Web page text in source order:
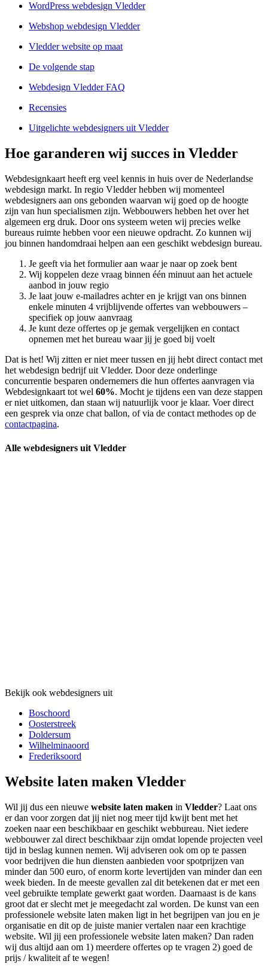
WordPress webdesign Vledder
Webshop webdesign Vledder
Vledder website op maat
De volgende stap
Webdesign Vledder FAQ
Recensies
Uitgelichte webdesigners uit Vledder
Hoe garanderen wij succes in Vledder
Webdesignkaart heeft erg veel kennis in huis over de Nederlandse
webdesign markt. In regio Vledder hebben wij momenteel
webdesigners aan ons gebonden waarvan wij goed op de hoogte
zijn van hun specialismen zijn. Webbouwers hebben het over het
algemeen erg druk. Door ons systeem weten wij precies welke
bureaus ruimte hebben voor een nieuwe opdracht. Zo kunnen wij
jou binnen handomdraai helpen aan een geschikt webdesign bureau.
Je geeft via het formulier aan waar je naar op zoek bent
Wij koppelen deze vraag binnen één minuut aan het actuele
aanbod in jouw regio
Je laat jouw e-mailadres achter en je krijgt van ons binnen
enkele minuten 4 vrijblijvende offertes van webbouwers –
specifiek op jouw aanvraag
Je kunt deze offertes op je gemak vergelijken en contact
opnemen met het bureau waar jij je goed bij voelt
Dat is het! Wij zitten er niet meer tussen en jij hebt direct contact met
het webdesign bedrijf uit Vledder. Door deze onderlinge
concurrentie besparen ondernemers die hun offertes aanvragen via
Webdesignkaart tot wel 60%. Mocht je tijdens een van deze stappen
er niet uitkomen, dan staan wij natuurlijk voor je klaar. Voer direct
een gesprek via onze chat ballon, of via de contact methodes op de
contactpagina.
Alle webdesigners uit Vledder
Bekijk ook webdesigners uit
Boschoord
Oosterstreek
Doldersum
Wilhelminaoord
Frederiksoord
Website laten maken Vledder
Wil jij dus een nieuwe website laten maken in Vledder? Laat ons
er dan voor zorgen dat jij niet nog meer tijd kwijt bent met het
zoeken naar een beschikbaar en geschikt webbureau. Niet iedere
webbouwer zal direct beschikbaar zijn omdat lopende projecten veel
tijd in beslag kunnen nemen. Wij adviseren ook om op te passen
voor bedrijven die hun diensten aanbieden voor spotprijzen van
minder dan 500 euro, of enorm korte levertijden van minder dan een
week bieden. In de meeste gevallen zal dit betekenen dat er met een
veel gebruikte template gewerkt gaat worden. Daarnaast is de kans
groot dat er slecht met je meegedacht zal worden. De kunst van een
professionele website laten maken ligt in het begrijpen van jou en je
organisatie en dit op de juiste manier vertalen naar een krachtige
website. Wil jij een professionele website laten maken? Dan raden
wij dus altijd aan om 1) meerdere offertes op te vragen 2) goed de
prijs / kwaliteit af te wegen!